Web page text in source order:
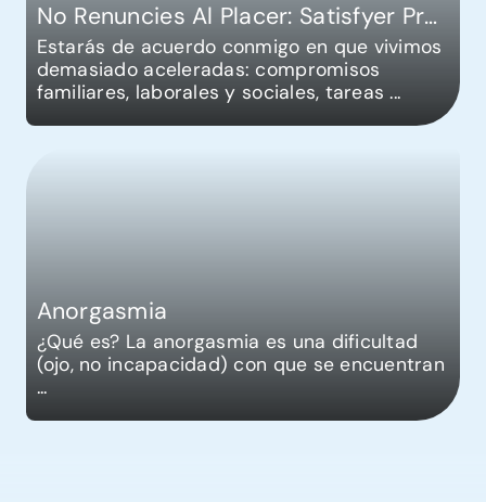
No Renuncies Al Placer: Satisfyer Pro 2 Generación 3
Estarás de acuerdo conmigo en que vivimos
demasiado aceleradas: compromisos
familiares, laborales y sociales, tareas ...
Anorgasmia
¿Qué es? La anorgasmia es una dificultad
(ojo, no incapacidad) con que se encuentran
...